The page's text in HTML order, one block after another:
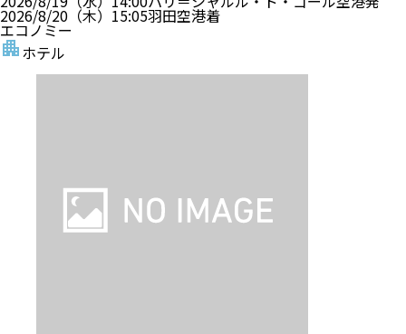
2026/8/20（木） 15:05羽田空港着
エコノミー
ホテル